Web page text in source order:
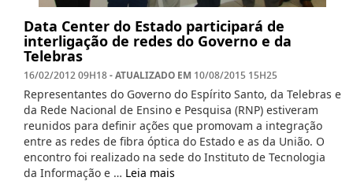
Data Center do Estado participará de
interligação de redes do Governo e da
Telebras
16/02/2012 09H18- ATUALIZADO EM 10/08/2015 15H25
Representantes do Governo do Espírito Santo, da Telebras e
da Rede Nacional de Ensino e Pesquisa (RNP) estiveram
reunidos para definir ações que promovam a integração
entre as redes de fibra óptica do Estado e as da União. O
encontro foi realizado na sede do Instituto de Tecnologia
da Informação e … Leia mais